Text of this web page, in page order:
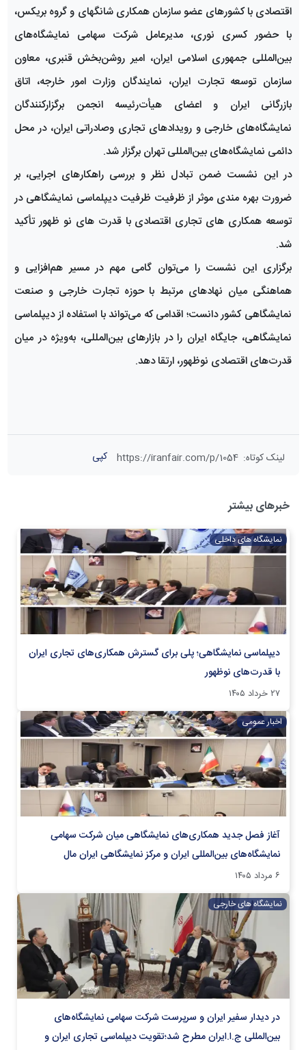
اقتصادی با کشورهای عضو سازمان همکاری شانگهای و گروه بریکس،
با حضور کسری نوری، مدیرعامل شرکت سهامی نمایشگاه‌های
بین‌المللی جمهوری اسلامی ایران، امیر روشن‌بخش قنبری، معاون
سازمان توسعه تجارت ایران، نمایندگان وزارت امور خارجه، اتاق
بازرگانی ایران و اعضای هیأت‌رئیسه انجمن برگزارکنندگان
نمایشگاه‌های خارجی و رویدادهای تجاری وصادراتی ایران، در محل
دائمی نمایشگاه‌های بین‌المللی تهران برگزار شد.
در این نشست ضمن تبادل نظر و بررسی راهکارهای اجرایی، بر
ضرورت بهره مندی موثر از ظرفیت ظرفیت دیپلماسی نمایشگاهی در
توسعه همکاری های تجاری اقتصادی با قدرت های نو ظهور تأکید
شد.
برگزاری این نشست را می‌توان گامی مهم در مسیر هم‌افزایی و
هماهنگی میان نهادهای مرتبط با حوزه تجارت خارجی و صنعت
نمایشگاهی کشور دانست؛ اقدامی که می‌تواند با استفاده از دیپلماسی
نمایشگاهی، جایگاه ایران را در بازارهای بین‌المللی، به‌ویژه در میان
قدرت‌های اقتصادی نوظهور، ارتقا دهد.
لینک کوتاه:
https://iranfair.com/p/1054 کپی
خبرهای بیشتر
نمایشگاه های داخلی
دیپلماسی نمایشگاهی؛ پلی برای گسترش همکاری‌های تجاری ایران
با قدرت‌های نوظهور
۲۷ خرداد ۱۴۰۵
اخبار عمومی
آغاز فصل جدید همکاری‌های نمایشگاهی میان شرکت سهامی
نمایشگاه‌های بین‌المللی ایران و مرکز نمایشگاهی ایران‌ مال
۶ مرداد ۱۴۰۵
نمایشگاه های خارجی
در دیدار سفیر ایران و سرپرست شرکت سهامی نمایشگاه‌های
بین‌المللی ج.ا.ایران مطرح شد؛تقویت دیپلماسی تجاری ایران و